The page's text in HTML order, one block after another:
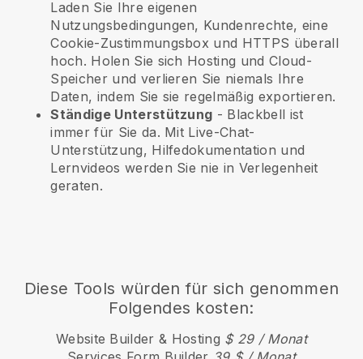
Laden Sie Ihre eigenen
Nutzungsbedingungen, Kundenrechte, eine
Cookie-Zustimmungsbox und HTTPS überall
hoch. Holen Sie sich Hosting und Cloud-
Speicher und verlieren Sie niemals Ihre
Daten, indem Sie sie regelmäßig exportieren.
Ständige Unterstützung - Blackbell ist
immer für Sie da. Mit Live-Chat-
Unterstützung, Hilfedokumentation und
Lernvideos werden Sie nie in Verlegenheit
geraten.
Diese Tools würden für sich genommen
Folgendes kosten:
Website Builder & Hosting $ 29 / Monat